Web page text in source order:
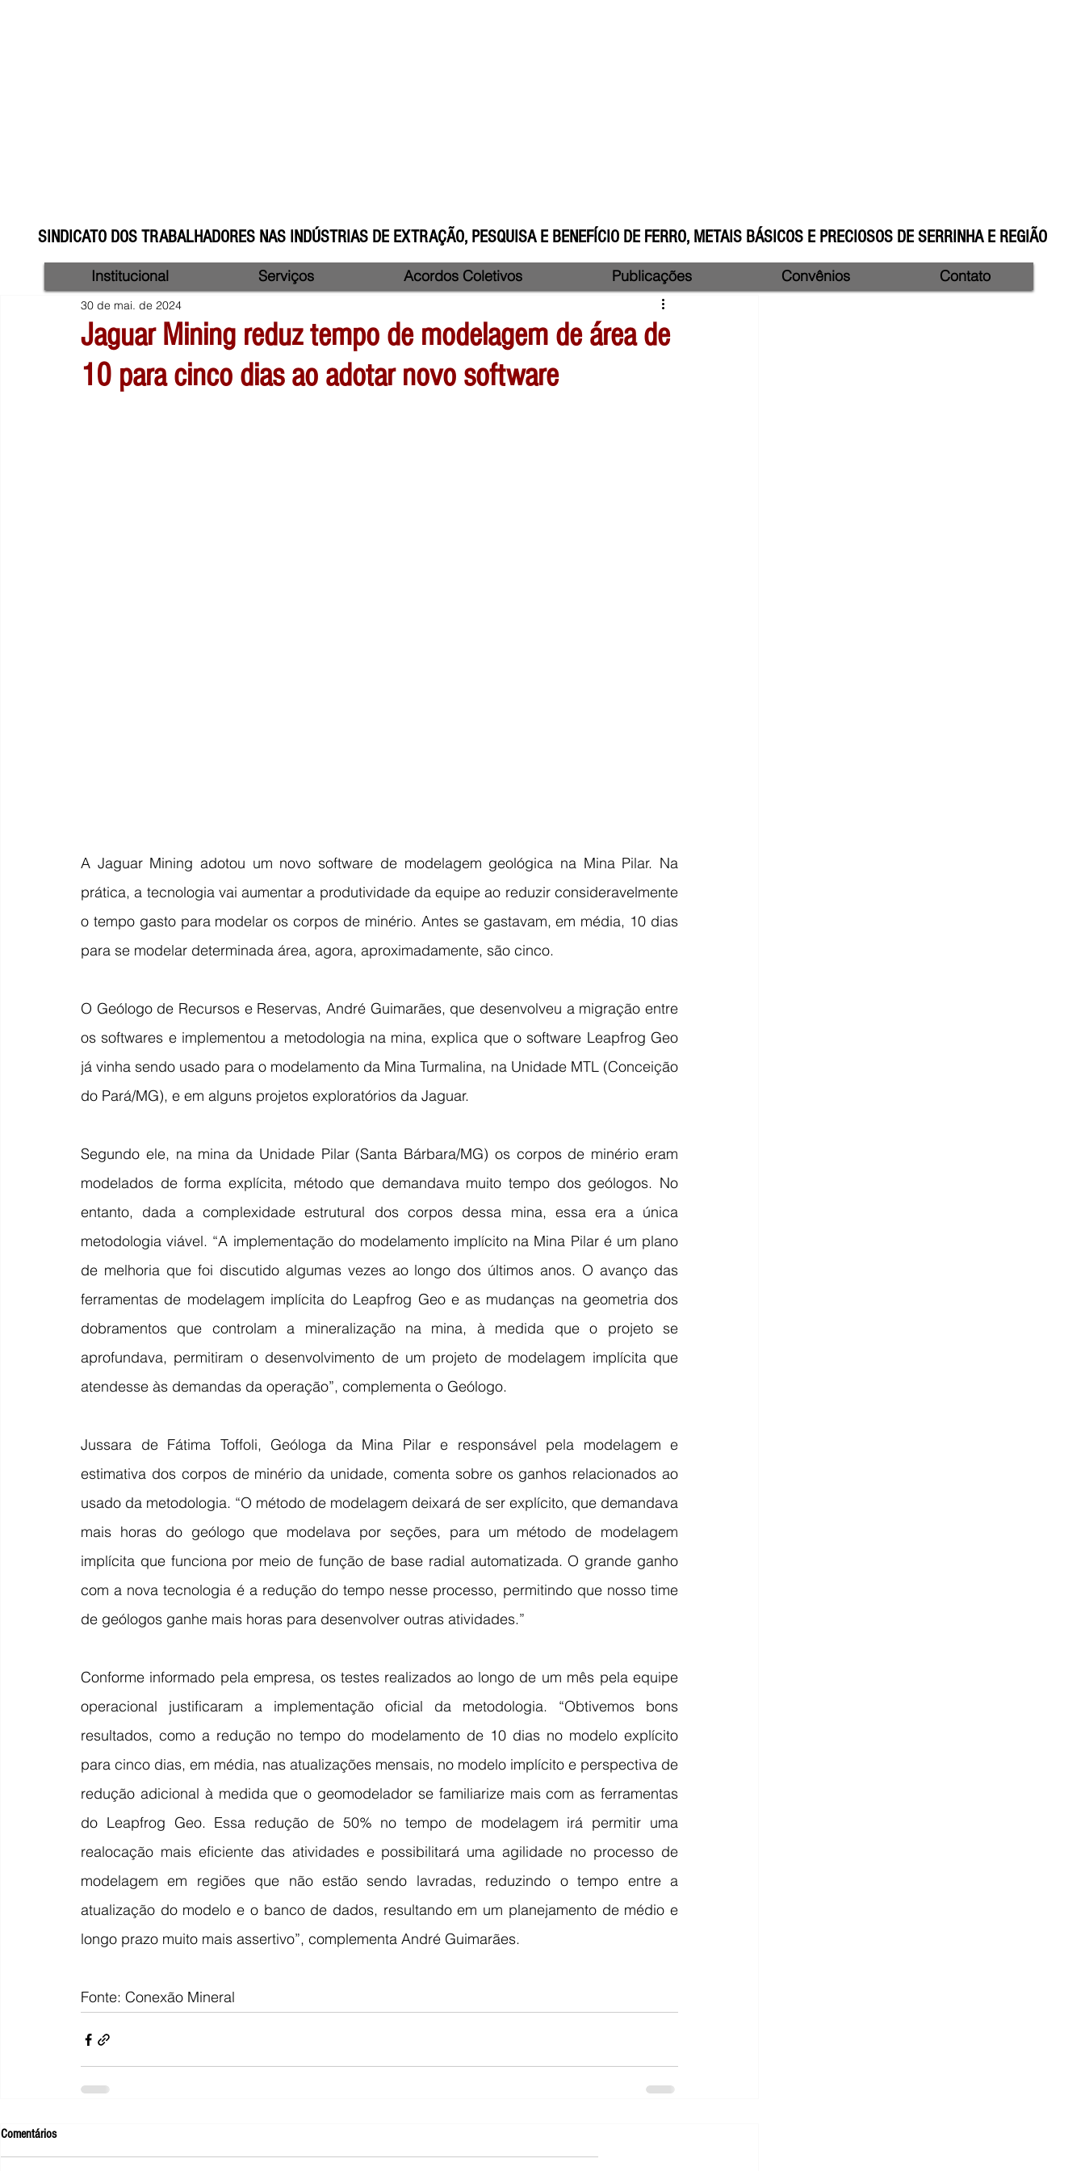
SINDICATO DOS TRABALHADORES NAS INDÚSTRIAS DE EXTRAÇÃO, PESQUISA E BENEFÍCIO DE FERRO, METAIS BÁSICOS E PRECIOSOS DE SERRINHA E REGIÃO
Jaguar Mining reduz tempo de modelagem de área de
10 para cinco dias ao adotar novo software
30 de mai. de 2024
A Jaguar Mining adotou um novo software de modelagem geológica na Mina Pilar. Na
prática, a tecnologia vai aumentar a produtividade da equipe ao reduzir consideravelmente
o tempo gasto para modelar os corpos de minério. Antes se gastavam, em média, 10 dias
para se modelar determinada área, agora, aproximadamente, são cinco.
O Geólogo de Recursos e Reservas, André Guimarães, que desenvolveu a migração entre
os softwares e implementou a metodologia na mina, explica que o software Leapfrog Geo
já vinha sendo usado para o modelamento da Mina Turmalina, na Unidade MTL (Conceição
do Pará/MG), e em alguns projetos exploratórios da Jaguar.
Segundo ele, na mina da Unidade Pilar (Santa Bárbara/MG) os corpos de minério eram
modelados de forma explícita, método que demandava muito tempo dos geólogos. No
entanto, dada a complexidade estrutural dos corpos dessa mina, essa era a única
metodologia viável. “A implementação do modelamento implícito na Mina Pilar é um plano
de melhoria que foi discutido algumas vezes ao longo dos últimos anos. O avanço das
ferramentas de modelagem implícita do Leapfrog Geo e as mudanças na geometria dos
dobramentos que controlam a mineralização na mina, à medida que o projeto se
aprofundava, permitiram o desenvolvimento de um projeto de modelagem implícita que
atendesse às demandas da operação”, complementa o Geólogo.
Jussara de Fátima Toffoli, Geóloga da Mina Pilar e responsável pela modelagem e
estimativa dos corpos de minério da unidade, comenta sobre os ganhos relacionados ao
usado da metodologia. “O método de modelagem deixará de ser explícito, que demandava
mais horas do geólogo que modelava por seções, para um método de modelagem
implícita que funciona por meio de função de base radial automatizada. O grande ganho
com a nova tecnologia é a redução do tempo nesse processo, permitindo que nosso time
de geólogos ganhe mais horas para desenvolver outras atividades.”
Conforme informado pela empresa, os testes realizados ao longo de um mês pela equipe
operacional justificaram a implementação oficial da metodologia. “Obtivemos bons
resultados, como a redução no tempo do modelamento de 10 dias no modelo explícito
para cinco dias, em média, nas atualizações mensais, no modelo implícito e perspectiva de
redução adicional à medida que o geomodelador se familiarize mais com as ferramentas
do Leapfrog Geo. Essa redução de 50% no tempo de modelagem irá permitir uma
realocação mais eficiente das atividades e possibilitará uma agilidade no processo de
modelagem em regiões que não estão sendo lavradas, reduzindo o tempo entre a
atualização do modelo e o banco de dados, resultando em um planejamento de médio e
longo prazo muito mais assertivo”, complementa André Guimarães.
Fonte: Conexão Mineral
Comentários
Institucional Serviços Acordos Coletivos Publicações Convênios Contato